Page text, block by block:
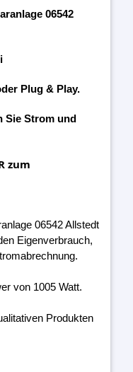
06542
Plug & Play.
Sie Strom und
zum
06542 Allstedt
Eigenverbrauch,
von 1005 Watt.
Produkten